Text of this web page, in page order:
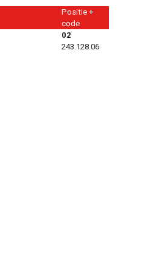
Positie +
code
02
243.128.06